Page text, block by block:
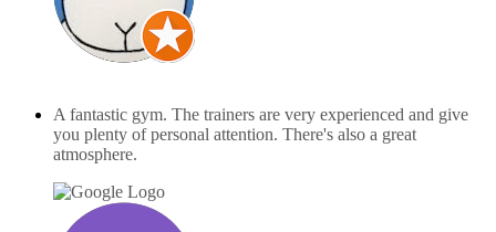
A fantastic gym. The trainers are very experienced and give
you plenty of personal attention. There's also a great
atmosphere.